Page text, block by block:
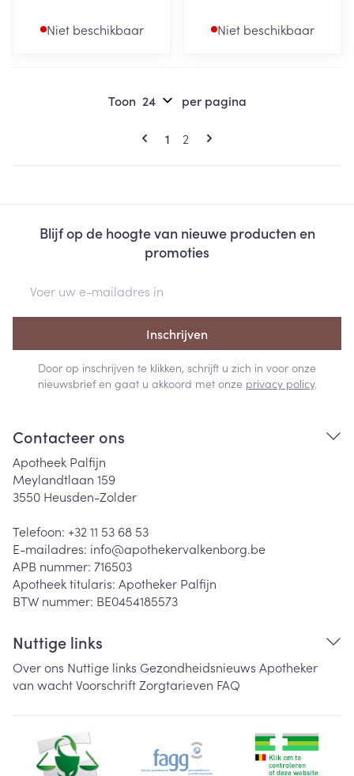
Niet beschikbaar Niet beschikbaar
Pagina's
U lees momenteel pagina
1 Pagina
2
Toon per pagina
Blijf op de hoogte van nieuwe producten en
promoties
Inschrijven
Door op inschrijven te klikken, schrijft u zich in voor onze
nieuwsbrief en gaat u akkoord met onze privacy policy.
Contacteer ons
Apotheek Palfijn
Meylandtlaan 159
3550 Heusden-Zolder
Telefoon: +32 11 53 68 53
E-mailadres: info@apothekervalkenborg.be
APB nummer: 716503
Apotheek titularis: Apotheker Palfijn
BTW nummer: BE0454185573
Nuttige links
Over ons Nuttige links Gezondheidsnieuws Apotheker
van wachtVoorschriftZorgtarieven FAQ